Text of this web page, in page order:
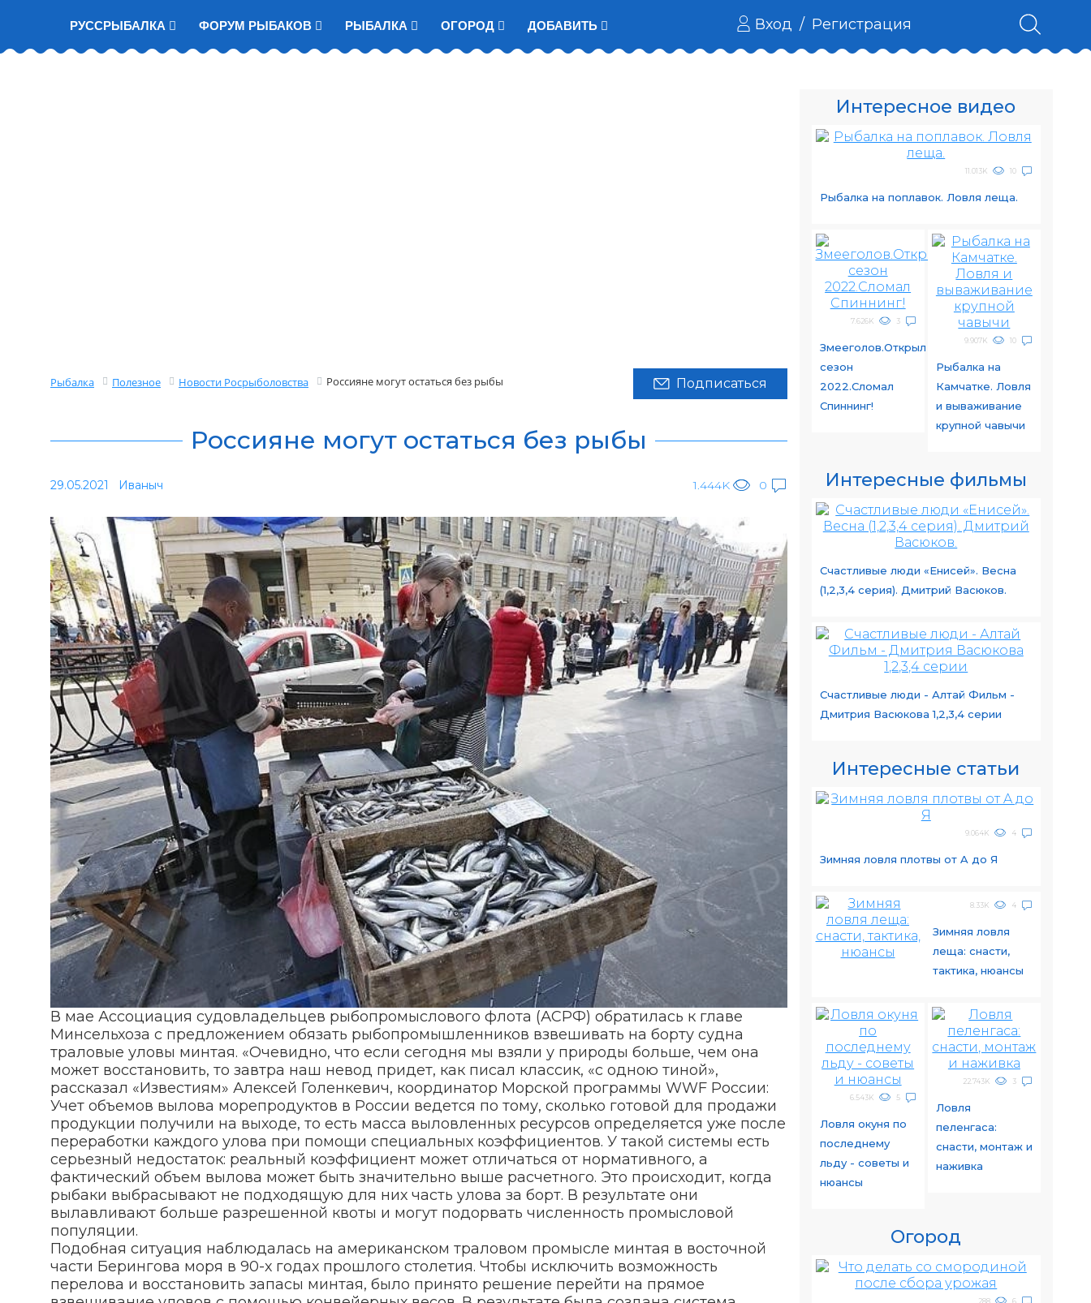
РУССРЫБАЛКА ФОРУМ РЫБАКОВ РЫБАЛКА ОГОРОД ДОБАВИТЬ Вход / Регистрация
Рыбалка Полезное Новости Росрыболовства Россияне могут остаться без рыбы Подписаться
Россияне могут остаться без рыбы
29.05.2021 Иваныч 1.444K 0
В мае Ассоциация судовладельцев рыбопромыслового флота (АСРФ) обратилась к главе
Минсельхоза с предложением обязать рыбопромышленников взвешивать на борту судна
траловые уловы минтая. «Очевидно, что если сегодня мы взяли у природы больше, чем она
может восстановить, то завтра наш невод придет, как писал классик, «с одною тиной»,
рассказал «Известиям» Алексей Голенкевич, координатор Морской программы WWF России:
Учет объемов вылова морепродуктов в России ведется по тому, сколько готовой для продажи
продукции получили на выходе, то есть масса выловленных ресурсов определяется уже после
переработки каждого улова при помощи специальных коэффициентов. У такой системы есть
серьезный недостаток: реальный коэффициент может отличаться от нормативного, а
фактический объем вылова может быть значительно выше расчетного. Это происходит, когда
рыбаки выбрасывают не подходящую для них часть улова за борт. В результате они
вылавливают больше разрешенной квоты и могут подорвать численность промысловой
популяции.
Подобная ситуация наблюдалась на американском траловом промысле минтая в восточной
части Берингова моря в 90-х годах прошлого столетия. Чтобы исключить возможность
перелова и восстановить запасы минтая, было принято решение перейти на прямое
Интересное видео
11.013K 10
Рыбалка на поплавок. Ловля леща.
7.626K 3
Змееголов.Открыл
сезон
2022.Сломал
Спиннинг!
9.907K 10
Рыбалка на
Камчатке. Ловля
и вываживание
крупной чавычи
Интересные фильмы
Счастливые люди «Енисей». Весна
(1,2,3,4 серия). Дмитрий Васюков.
Счастливые люди - Алтай Фильм -
Дмитрия Васюкова 1,2,3,4 серии
Интересные статьи
9.064K 4
Зимняя ловля плотвы от A до Я
8.33K 4
Зимняя ловля
леща: снасти,
тактика, нюансы
6.543K 5
Ловля окуня по
последнему
льду - советы и
нюансы
22.743K 3
Ловля
пеленгаса:
снасти, монтаж и
наживка
Огород
288 6